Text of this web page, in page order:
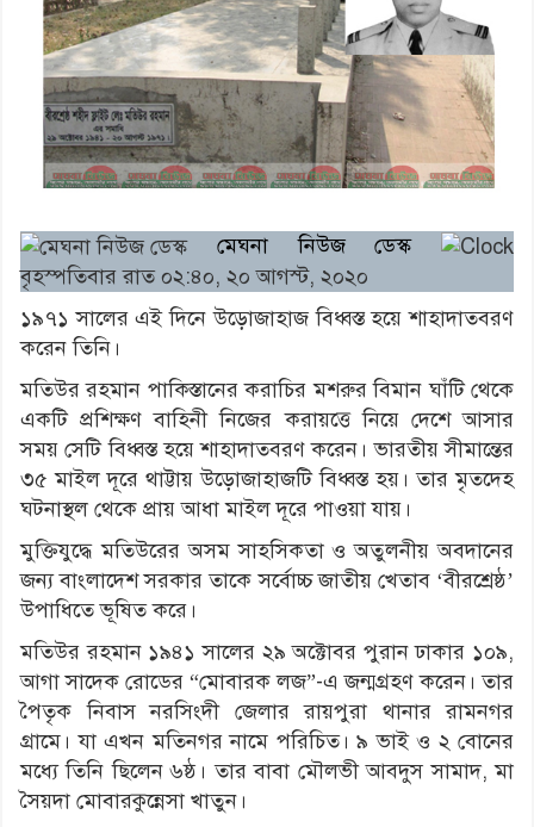
মেঘনা নিউজ ডেস্ক
বৃহস্পতিবার রাত ০২:৪০, ২০ আগস্ট, ২০২০
১৯৭১ সালের এই দিনে উড়োজাহাজ বিধ্বস্ত হয়ে শাহাদাতবরণ
করেন তিনি।
মতিউর রহমান পাকিস্তানের করাচির মশরুর বিমান ঘাঁটি থেকে
একটি প্রশিক্ষণ বাহিনী নিজের করায়ত্তে নিয়ে দেশে আসার
সময় সেটি বিধ্বস্ত হয়ে শাহাদাতবরণ করেন। ভারতীয় সীমান্তের
৩৫ মাইল দূরে থাট্টায় উড়োজাহাজটি বিধ্বস্ত হয়। তার মৃতদেহ
ঘটনাস্থল থেকে প্রায় আধা মাইল দূরে পাওয়া যায়।
মুক্তিযুদ্ধে মতিউরের অসম সাহসিকতা ও অতুলনীয় অবদানের
জন্য বাংলাদেশ সরকার তাকে সর্বোচ্চ জাতীয় খেতাব ‘বীরশ্রেষ্ঠ’
উপাধিতে ভূষিত করে।
মতিউর রহমান ১৯৪১ সালের ২৯ অক্টোবর পুরান ঢাকার ১০৯,
আগা সাদেক রোডের “মোবারক লজ”-এ জন্মগ্রহণ করেন। তার
পৈতৃক নিবাস নরসিংদী জেলার রায়পুরা থানার রামনগর
গ্রামে। যা এখন মতিনগর নামে পরিচিত। ৯ ভাই ও ২ বোনের
মধ্যে তিনি ছিলেন ৬ষ্ঠ। তার বাবা মৌলভী আবদুস সামাদ, মা
সৈয়দা মোবারকুন্নেসা খাতুন।